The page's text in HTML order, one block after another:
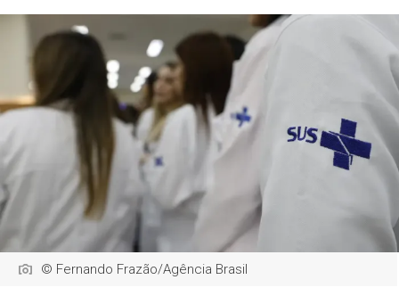
© Fernando Frazão/Agência Brasil